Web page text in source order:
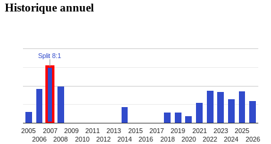
Historique annuel
2005
2006
2007
2008
2009
2010
2011
2012
2013
2014
2015
2016
2017
2018
2019
2020
2021
2022
2023
2024
2025
2026
Split 8:1